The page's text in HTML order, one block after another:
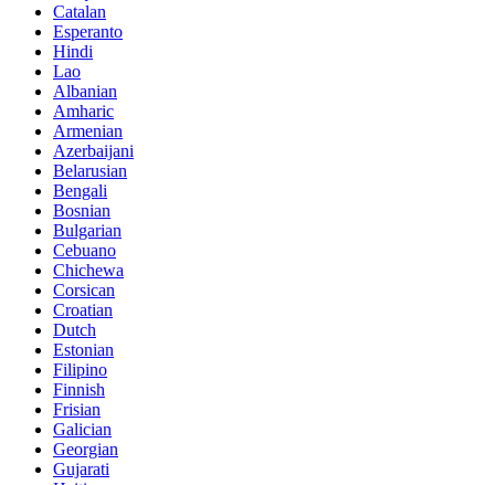
Catalan
Esperanto
Hindi
Lao
Albanian
Amharic
Armenian
Azerbaijani
Belarusian
Bengali
Bosnian
Bulgarian
Cebuano
Chichewa
Corsican
Croatian
Dutch
Estonian
Filipino
Finnish
Frisian
Galician
Georgian
Gujarati